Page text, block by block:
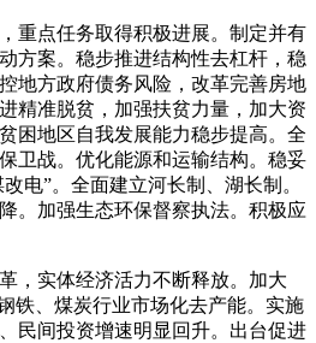
重点任务取得积极进展。制定并有
方案。稳步推进结构性去杠杆，稳
地方政府债务风险，改革完善房地
精准脱贫，加强扶贫力量，加大资
困地区自我发展能力稳步提高。全
卫战。优化能源和运输结构。稳妥
电”。全面建立河长制、湖长制。
。加强生态环保督察执法。积极应
，实体经济活力不断释放。加大
铁、煤炭行业市场化去产能。实施
民间投资增速明显回升。出台促进